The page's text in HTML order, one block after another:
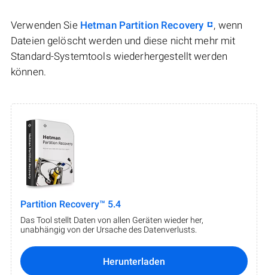
Verwenden Sie Hetman Partition Recovery
, wenn
Dateien gelöscht werden und diese nicht mehr mit
Standard-Systemtools wiederhergestellt werden
können.
Partition Recovery™ 5.4
Das Tool stellt Daten von allen Geräten wieder her,
unabhängig von der Ursache des Datenverlusts.
Herunterladen